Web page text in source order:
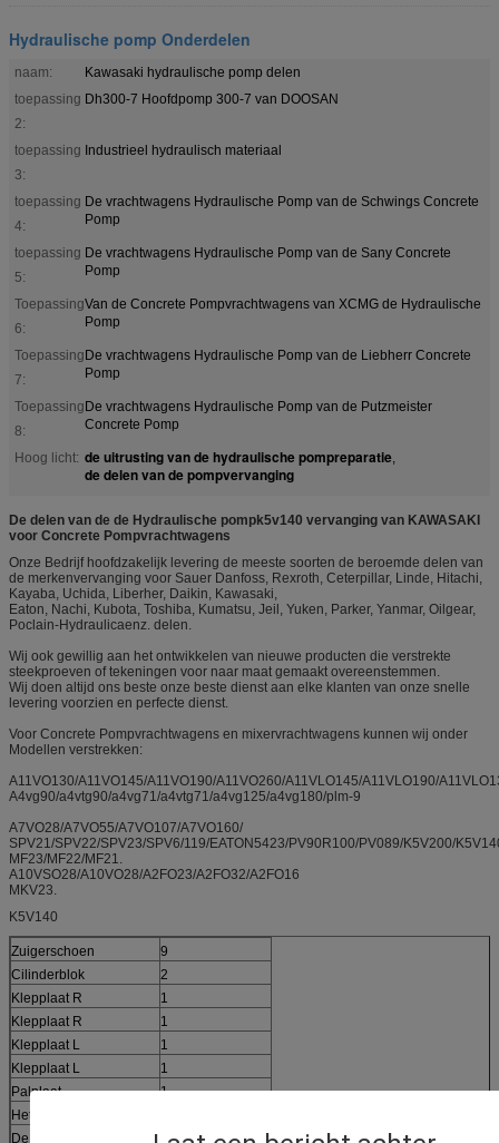
Hydraulische pomp Onderdelen
naam:
Kawasaki hydraulische pomp delen
toepassing
2:
Dh300-7 Hoofdpomp 300-7 van DOOSAN
toepassing
3:
Industrieel hydraulisch materiaal
toepassing
4:
De vrachtwagens Hydraulische Pomp van de Schwings Concrete
Pomp
toepassing
5:
De vrachtwagens Hydraulische Pomp van de Sany Concrete
Pomp
Toepassing
6:
Van de Concrete Pompvrachtwagens van XCMG de Hydraulische
Pomp
Toepassing
7:
De vrachtwagens Hydraulische Pomp van de Liebherr Concrete
Pomp
Toepassing
8:
De vrachtwagens Hydraulische Pomp van de Putzmeister
Concrete Pomp
Hoog licht: de uitrusting van de hydraulische pompreparatie,
de delen van de pompvervanging
De delen van de de Hydraulische pompk5v140 vervanging van KAWASAKI
voor Concrete Pompvrachtwagens
Onze Bedrijf hoofdzakelijk levering de meeste soorten de beroemde delen van
de merkenvervanging voor Sauer Danfoss, Rexroth, Ceterpillar, Linde, Hitachi,
Kayaba, Uchida, Liberher, Daikin, Kawasaki,
Eaton, Nachi, Kubota, Toshiba, Kumatsu, Jeil, Yuken, Parker, Yanmar, Oilgear,
Poclain-Hydraulicaenz. delen.
Wij ook gewillig aan het ontwikkelen van nieuwe producten die verstrekte
steekproeven of tekeningen voor naar maat gemaakt overeenstemmen.
Wij doen altijd ons beste onze beste dienst aan elke klanten van onze snelle
levering voorzien en perfecte dienst.
Voor Concrete Pompvrachtwagens en mixervrachtwagens kunnen wij onder
Modellen verstrekken:
A11VO130/A11VO145/A11VO190/A11VO260/A11VLO145/A11VLO190/
A4vg90/a4vtg90/a4vg71/a4vtg71/a4vg125/a4vg180/plm-9
A7VO28/A7VO55/A7VO107/A7VO160/
SPV21/SPV22/SPV23/SPV6/119/EATON5423/PV90R100/PV089/K5V200/
MF23/MF22/MF21.
A10VSO28/A10VO28/A2FO23/A2FO32/A2FO16
MKV23.
K5V140
Zuigerschoen
9
Cilinderblok
2
Klepplaat R
1
Klepplaat R
1
Klepplaat L
1
Klepplaat L
1
Palplaat
1
Het Ijzer van de balgids
De Lente van de balgids